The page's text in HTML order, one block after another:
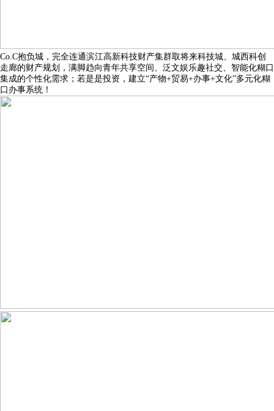
Co.C抱负城，完全连通滨江高新科技财产集群取将来科技城、城西科创
走廊的财产规划，满脚趋向青年共享空间、泛文娱乐趣社交、智能化糊口
集成的个性化需求；若是是投资，建立“产物+贸易+办事+文化”多元化糊
口办事系统！